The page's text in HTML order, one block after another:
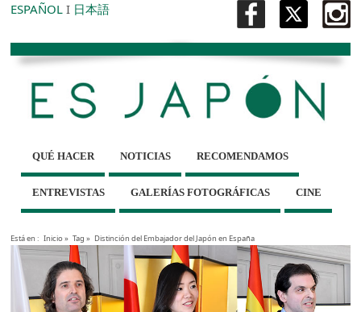
ESPAÑOL I 日本語
QUÉ HACER NOTICIAS RECOMENDAMOS
ENTREVISTAS GALERÍAS FOTOGRÁFICAS CINE
Está en : Inicio» Tag » Distinción del Embajador del Japón en España